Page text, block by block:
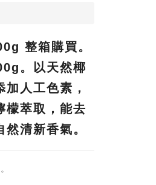
整箱購買。
。以天然椰
人工色素，
檬萃取，能去
清新香氣。